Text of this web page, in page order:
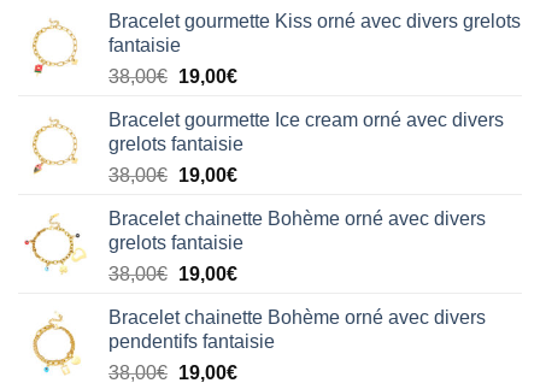
initial
était :
38,00€.
actuel
19,00€.
Bracelet gourmette Kiss orné avec divers grelots
fantaisie
38,00€ Le
initial
était :
38,00€.
19,00€Le
actuel
est :
19,00€.
Bracelet gourmette Ice cream orné avec divers
grelots fantaisie
38,00€ Le
initial
était :
38,00€.
19,00€Le
actuel
est :
19,00€.
Bracelet chainette Bohème orné avec divers
grelots fantaisie
38,00€ Le
initial
était :
38,00€.
19,00€Le
actuel
est :
19,00€.
Bracelet chainette Bohème orné avec divers
pendentifs fantaisie
38,00€ Le
19,00€Le